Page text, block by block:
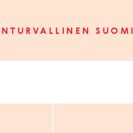
SUOMI